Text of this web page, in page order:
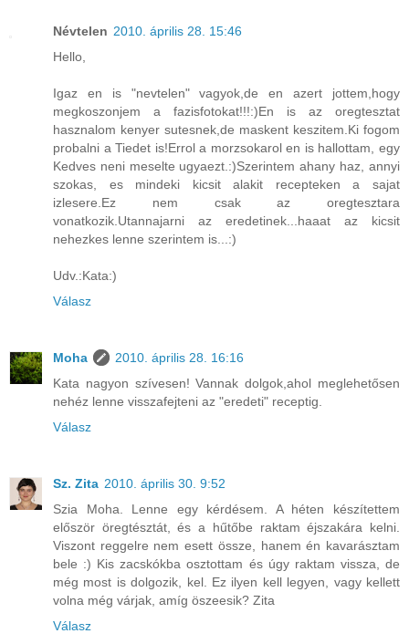
Névtelen 2010. április 28. 15:46
Hello,
Igaz en is "nevtelen" vagyok,de en azert jottem,hogy
megkoszonjem a fazisfotokat!!!:)En is az oregtesztat
hasznalom kenyer sutesnek,de maskent keszitem.Ki fogom
probalni a Tiedet is!Errol a morzsokarol en is hallottam, egy
Kedves neni meselte ugyaezt.:)Szerintem ahany haz, annyi
szokas, es mindeki kicsit alakit recepteken a sajat
izlesere.Ez nem csak az oregtesztara
vonatkozik.Utannajarni az eredetinek...haaat az kicsit
nehezkes lenne szerintem is...:)
Udv.:Kata:)
Válasz
Moha
2010. április 28. 16:16
Kata nagyon szívesen! Vannak dolgok,ahol meglehetősen
nehéz lenne visszafejteni az "eredeti" receptig.
Válasz
Sz. Zita 2010. április 30. 9:52
Szia Moha. Lenne egy kérdésem. A héten készítettem
először öregtésztát, és a hűtőbe raktam éjszakára kelni.
Viszont reggelre nem esett össze, hanem én kavarásztam
bele :) Kis zacskókba osztottam és úgy raktam vissza, de
még most is dolgozik, kel. Ez ilyen kell legyen, vagy kellett
volna még várjak, amíg öszeesik? Zita
Válasz